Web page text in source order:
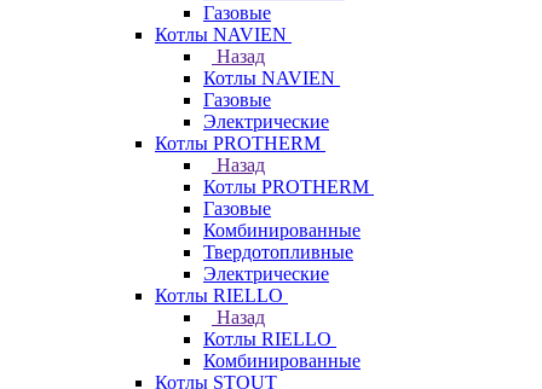
Газовые
Котлы NAVIEN
Назад
Котлы NAVIEN
Газовые
Электрические
Котлы PROTHERM
Назад
Котлы PROTHERM
Газовые
Комбинированные
Твердотопливные
Электрические
Котлы RIELLO
Назад
Котлы RIELLO
Комбинированные
Котлы STOUT